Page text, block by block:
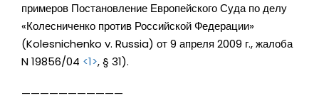
примеров Постановление Европейского Суда по делу
«Колесниченко против Российской Федерации»
(Kolesnichenko v. Russia) от 9 апреля 2009 г., жалоба
N 19856/04 <1>, § 31).
———————————